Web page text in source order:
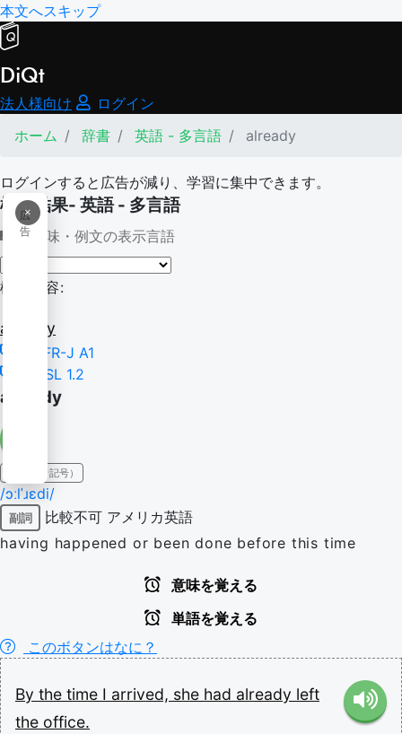
本文へスキップ
DiQt
法人様向け
ログイン
ホーム
辞書 英語 - 多言語 already
ログインすると広告が減り、学習に集中できます。
×
広
告
検索結果- 英語 - 多言語
意味・例文の表示言語
検索内容:
already
CEFR-J A1
NGSL 1.2
already
IPA（発音記号）
/ɔːlˈɹɛdi/
副詞 比較不可 アメリカ英語
having happened or been done before this time
意味を覚える
単語を覚える
このボタンはなに？
By the time I arrived, she had already left
the office.